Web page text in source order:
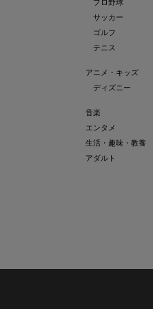
プロ野球
サッカー
ゴルフ
テニス
アニメ・キッズ
ディズニー
音楽
エンタメ
生活・趣味・教養
アダルト